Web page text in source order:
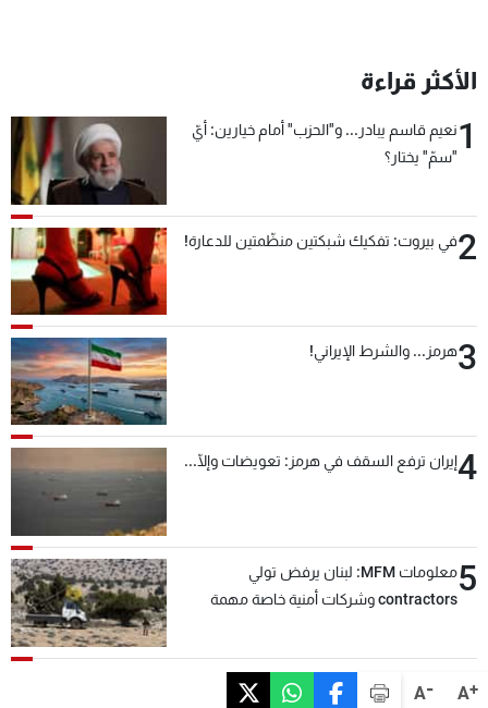
A+
A-
الأكثر قراءة
1نعيم قاسم يبادر... و"الحزب" أمام خيارين: أيّ
"سمّ" يختار؟
2في بيروت: تفكيك شبكتين منظّمتين للدعارة!
3هرمز... والشرط الإيراني!
4إيران ترفع السقف في هرمز: تعويضات وإلّا...
5
معلومات MFM: لبنان يرفض تولي
contractors وشركات أمنية خاصة مهمة